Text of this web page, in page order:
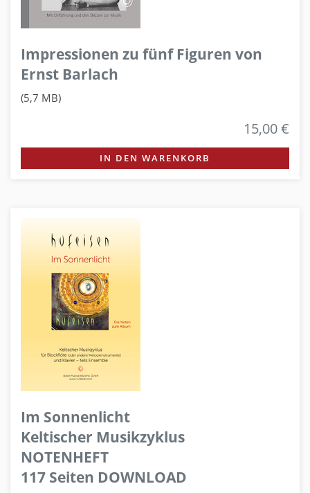
Impressionen zu fünf Figuren von
Ernst Barlach
(5,7 MB)
15,00 €
IN DEN WARENKORB
Im Sonnenlicht
Keltischer Musikzyklus
NOTENHEFT
117 Seiten DOWNLOAD